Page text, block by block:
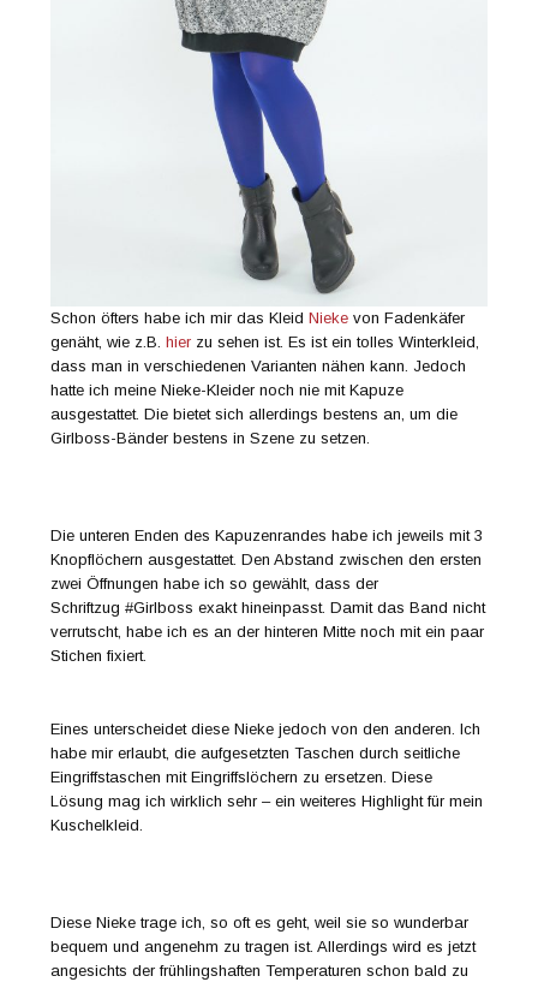
Schon öfters habe ich mir das KleidNieke von Fadenkäfer
genäht, wie z.B.hier zu sehen ist. Es ist ein tolles Winterkleid,
dass man in verschiedenen Varianten nähen kann. Jedoch
hatte ich meine Nieke-Kleider noch nie mit Kapuze
ausgestattet. Die bietet sich allerdings bestens an, um die
Girlboss-Bänder bestens in Szene zu setzen.
Die unteren Enden des Kapuzenrandes habe ich jeweils mit 3
Knopflöchern ausgestattet. Den Abstand zwischen den ersten
zwei Öffnungen habe ich so gewählt, dass der
Schriftzug #Girlboss exakt hineinpasst. Damit das Band nicht
verrutscht, habe ich es an der hinteren Mitte noch mit ein paar
Stichen fixiert.
Eines unterscheidet diese Nieke jedoch von den anderen. Ich
habe mir erlaubt, die aufgesetzten Taschen durch seitliche
Eingriffstaschen mit Eingriffslöchern zu ersetzen. Diese
Lösung mag ich wirklich sehr – ein weiteres Highlight für mein
Kuschelkleid.
Diese Nieke trage ich, so oft es geht, weil sie so wunderbar
bequem und angenehm zu tragen ist. Allerdings wird es jetzt
angesichts der frühlingshaften Temperaturen schon bald zu